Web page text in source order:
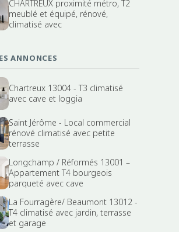
CHARTREUX proximité métro, T2
meublé et équipé, rénové,
climatisé avec
ANNONCES
Chartreux 13004 - T3 climatisé
avec cave et loggia
Saint Jérôme - Local commercial
rénové climatisé avec petite
terrasse
Longchamp / Réformés 13001 –
Appartement T4 bourgeois
parqueté avec cave
La Fourragère/ Beaumont 13012 -
T4 climatisé avec jardin, terrasse
et garage